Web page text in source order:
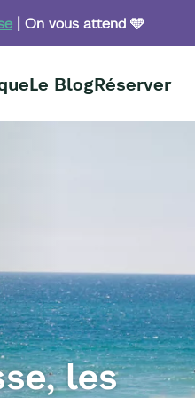
| On vous attend 🩵
Le BlogRéserver
les